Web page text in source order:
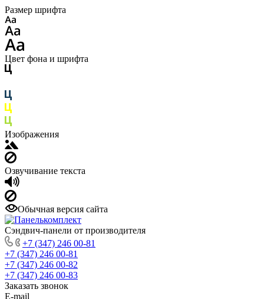
Размер шрифта
Цвет фона и шрифта
Изображения
Озвучивание текста
Обычная версия сайта
Сэндвич-панели от производителя
+7 (347) 246 00-81
+7 (347) 246 00-81
+7 (347) 246 00-82
+7 (347) 246 00-83
Заказать звонок
E-mail